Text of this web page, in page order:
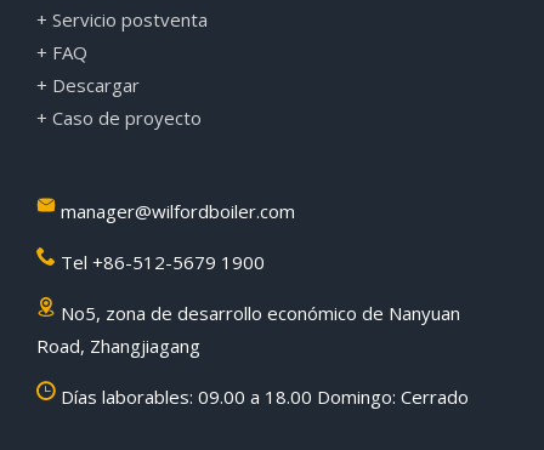
+ Servicio postventa
+ FAQ
+ Descargar
+ Caso de proyecto
manager@wilfordboiler.com
Tel +86-512-5679 1900
No5, zona de desarrollo económico de Nanyuan
Road, Zhangjiagang
Días laborables: 09.00 a 18.00 Domingo: Cerrado